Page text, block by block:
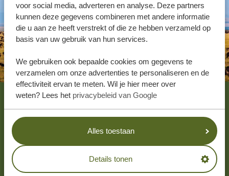
voor social media, adverteren en analyse. Deze partners
kunnen deze gegevens combineren met andere informatie
die u aan ze heeft verstrekt of die ze hebben verzameld op
basis van uw gebruik van hun services.
We gebruiken ook bepaalde cookies om gegevens te
verzamelen om onze advertenties te personaliseren en de
effectiviteit ervan te meten. Wil je hier meer over
weten? Lees het privacybeleid van Google
Alles toestaan
Details tonen
Footer
WAT ZEGGEN ONZE KLANTEN? LEES DE
REVIEWS!
Gebaseerd op4833+ reviews
1252+ reviews